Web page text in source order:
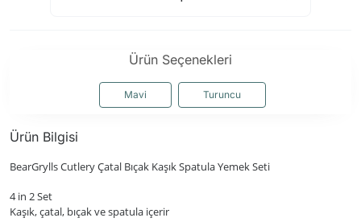
Ürün Seçenekleri
Mavi Turuncu
Ürün Bilgisi
BearGrylls Cutlery Çatal Bıçak Kaşık Spatula Yemek Seti
4 in 2 Set
Kaşık, çatal, bıçak ve spatula içerir